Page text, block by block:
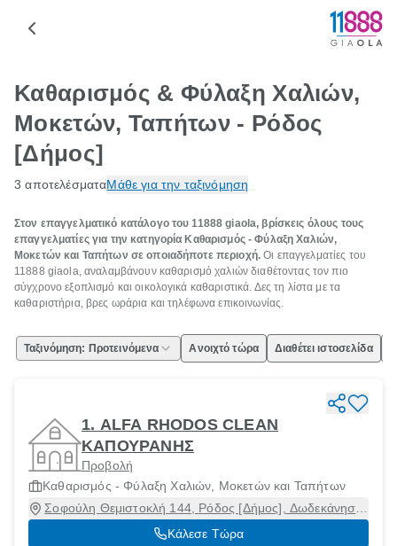
Καθαρισμός & Φύλαξη Χαλιών,
Μοκετών, Ταπήτων - Ρόδος
[Δήμος]
3 αποτελέσματαΜάθε για την ταξινόμηση
Στον επαγγελματικό κατάλογο του 11888 giaola, βρίσκεις όλους τους
επαγγελματίες για την κατηγορία Καθαρισμός - Φύλαξη Χαλιών,
Μοκετών και Ταπήτων σε οποιαδήποτε περιοχή. Οι επαγγελματίες του
11888 giaola, αναλαμβάνουν καθαρισμό χαλιών διαθέτοντας τον πιο
σύγχρονο εξοπλισμό και οικολογικά καθαριστικά. Δες τη λίστα με τα
καθαριστήρια, βρες ωράρια και τηλέφωνα επικοινωνίας.
Ταξινόμηση: Προτεινόμενα Ανοιχτό τώρα Διαθέτει ιστοσελίδα
1. ALFA RHODOS CLEAN
ΚΑΠΟΥΡΑΝΗΣ
Προβολή
Καθαρισμός - Φύλαξη Χαλιών, Μοκετών και Ταπήτων
Σοφούλη Θεμιστοκλή 144, Ρόδος [Δήμος], Δωδεκάνησα,
85133
Κάλεσε Τώρα